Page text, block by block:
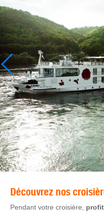
Découvrez nos
Pendant votre croisière,